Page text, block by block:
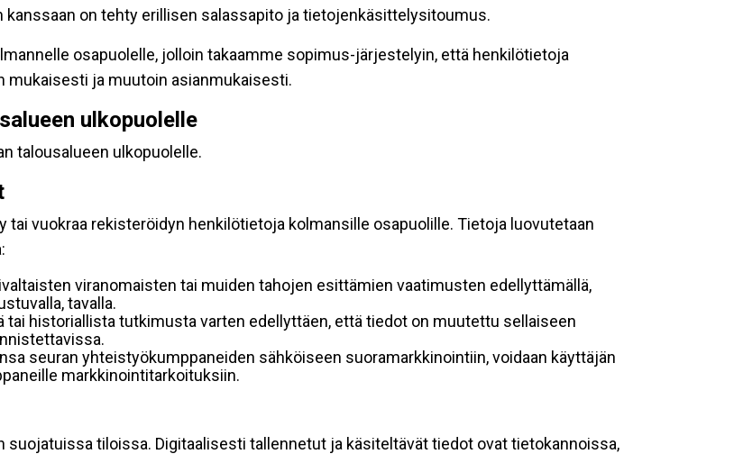
on tehty erillisen salassapito ja tietojenkäsittelysitoumus.
osapuolelle, jolloin takaamme sopimus-järjestelyin, että henkilötietoja
mukaisesti ja muutoin asianmukaisesti.
ulkopuolelle
talousalueen ulkopuolelle.
vuokraa rekisteröidyn henkilötietoja kolmansille osapuolille. Tietoja luovutetaan
viranomaisten tai muiden tahojen esittämien vaatimusten edellyttämällä,
tavalla.
historiallista tutkimusta varten edellyttäen, että tiedot on muutettu sellaiseen
seuran yhteistyökumppaneiden sähköiseen suoramarkkinointiin, voidaan käyttäjän
markkinointitarkoituksiin.
tiloissa. Digitaalisesti tallennetut ja käsiteltävät tiedot ovat tietokannoissa,